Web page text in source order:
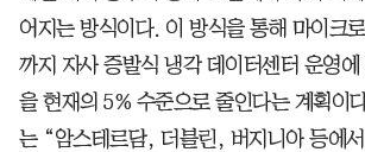
어지는 방식이다. 이 방식을 통해 마이크
까지 자사 증발식 냉각 데이터센터 운영
을 현재의 5% 수준으로 줄인다는 계획이
는 “암스테르담, 더블린, 버지니아 등에